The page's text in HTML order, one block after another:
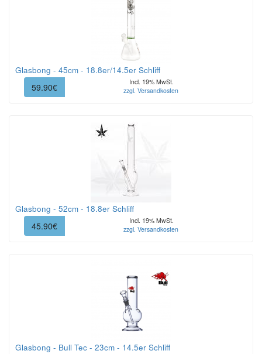
Glasbong - 45cm - 18.8er/14.5er Schliff
59.90€
Incl. 19% MwSt.
zzgl. Versandkosten
Glasbong - 52cm - 18.8er Schliff
45.90€
Incl. 19% MwSt.
zzgl. Versandkosten
Glasbong - Bull Tec - 23cm - 14.5er Schliff